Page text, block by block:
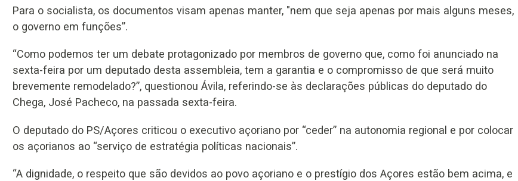
Para o socialista, os documentos visam apenas manter, "nem que seja apenas por mais alguns meses,
o governo em funções”.
“Como podemos ter um debate protagonizado por membros de governo que, como foi anunciado na
sexta-feira por um deputado desta assembleia, tem a garantia e o compromisso de que será muito
brevemente remodelado?”, questionou Ávila, referindo-se às declarações públicas do deputado do
Chega, José Pacheco, na passada sexta-feira.
O deputado do PS/Açores criticou o executivo açoriano por “ceder” na autonomia regional e por colocar
os açorianos ao “serviço de estratégia políticas nacionais”.
“A dignidade, o respeito que são devidos ao povo açoriano e o prestígio dos Açores estão bem acima, e